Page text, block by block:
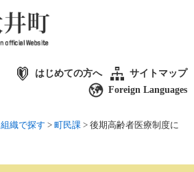
はじめての方へ
サイトマップ
Foreign Languages
組織で探す > 町民課 > 後期高齢者医療制度に